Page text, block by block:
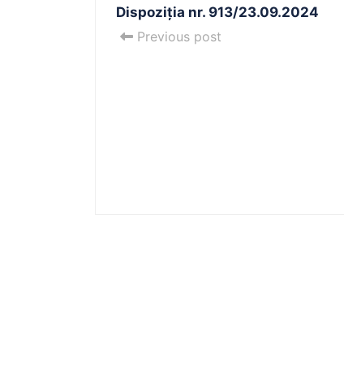
Dispoziția nr. 913/23.09.2024
Previous post